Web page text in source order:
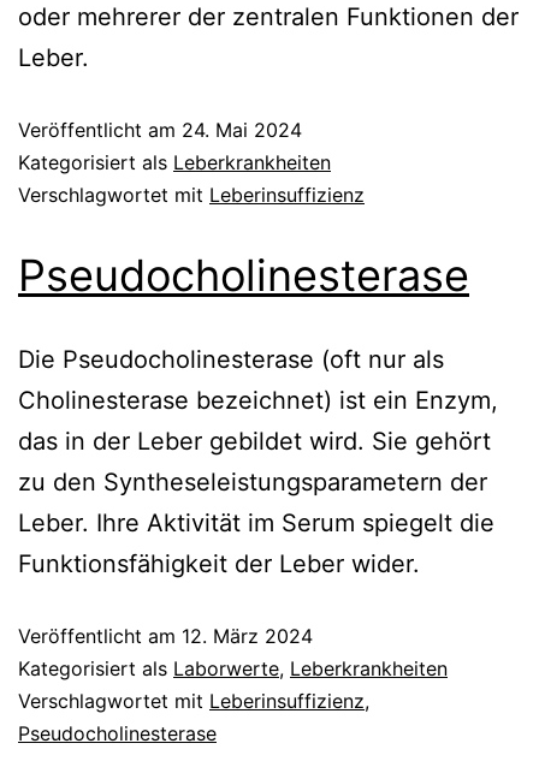
oder mehrerer der zentralen Funktionen der
Leber.
Veröffentlicht am 24. Mai 2024
Kategorisiert als Leberkrankheiten
Verschlagwortet mit Leberinsuffizienz
Pseudocholinesterase
Die Pseudocholinesterase (oft nur als
Cholinesterase bezeichnet) ist ein Enzym,
das in der Leber gebildet wird. Sie gehört
zu den Syntheseleistungsparametern der
Leber. Ihre Aktivität im Serum spiegelt die
Funktionsfähigkeit der Leber wider.
Veröffentlicht am 12. März 2024
Kategorisiert als Laborwerte, Leberkrankheiten
Verschlagwortet mit Leberinsuffizienz,
Pseudocholinesterase